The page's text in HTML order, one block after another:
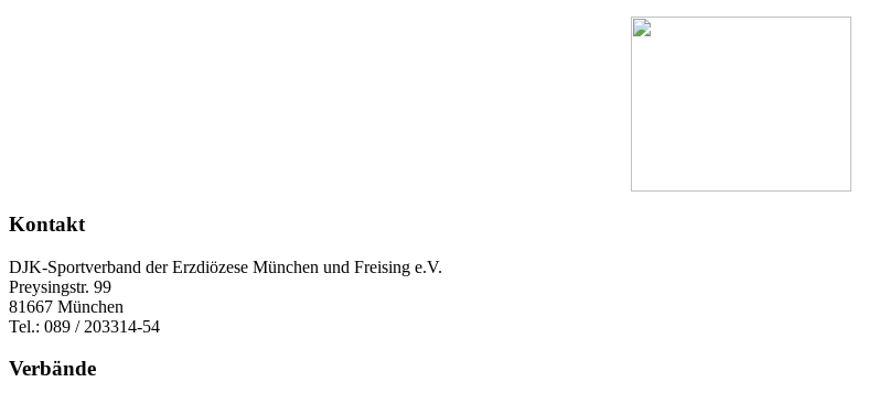
Kontakt
DJK-Sportverband der Erzdiözese München und Freising e.V.
Preysingstr. 99
81667 München
Tel.: 089 / 203314-54
Verbände